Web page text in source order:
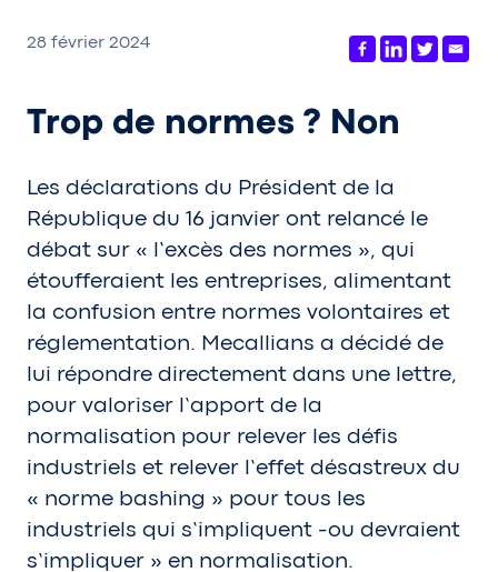
28 février 2024
Trop de normes ? Non
Les déclarations du Président de la
République du 16 janvier ont relancé le
débat sur « l’excès des normes », qui
étoufferaient les entreprises, alimentant
la confusion entre normes volontaires et
réglementation. Mecallians a décidé de
lui répondre directement dans une lettre,
pour valoriser l’apport de la
normalisation pour relever les défis
industriels et relever l’effet désastreux du
« norme bashing » pour tous les
industriels qui s’impliquent -ou devraient
s’impliquer » en normalisation.